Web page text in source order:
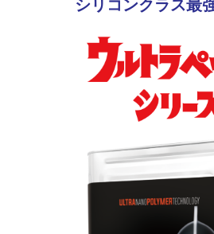
シリコンクラス最